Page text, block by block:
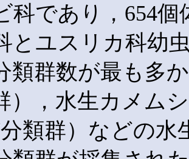
科であり，654
とユスリカ科幼
類群数が最も多
），水生カメム
類群）などの